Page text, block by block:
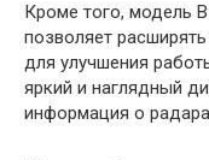
Кроме того, модель
позволяет
для улучшения
яркий и наглядный
информация о